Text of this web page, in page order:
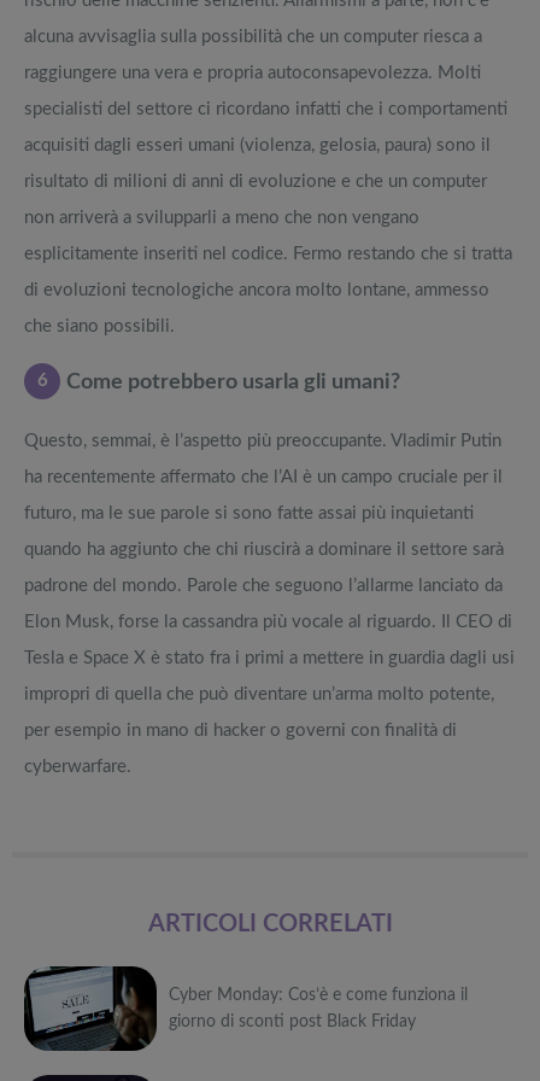
alcuna avvisaglia sulla possibilità che un computer riesca a
raggiungere una vera e propria autoconsapevolezza. Molti
specialisti del settore ci ricordano infatti che i comportamenti
acquisiti dagli esseri umani (violenza, gelosia, paura) sono il
risultato di milioni di anni di evoluzione e che un computer
non arriverà a svilupparli a meno che non vengano
esplicitamente inseriti nel codice. Fermo restando che si tratta
di evoluzioni tecnologiche ancora molto lontane, ammesso
che siano possibili.
6 Come potrebbero usarla gli umani?
Questo, semmai, è l’aspetto più preoccupante. Vladimir Putin
ha recentemente affermato che l’AI è un campo cruciale per il
futuro, ma le sue parole si sono fatte assai più inquietanti
quando ha aggiunto che chi riuscirà a dominare il settore sarà
padrone del mondo. Parole che seguono l’allarme lanciato da
Elon Musk, forse la cassandra più vocale al riguardo. Il CEO di
Tesla e Space X è stato fra i primi a mettere in guardia dagli usi
impropri di quella che può diventare un’arma molto potente,
per esempio in mano di hacker o governi con finalità di
cyberwarfare.
ARTICOLI CORRELATI
Cyber Monday: Cos’è e come funziona il
giorno di sconti post Black Friday